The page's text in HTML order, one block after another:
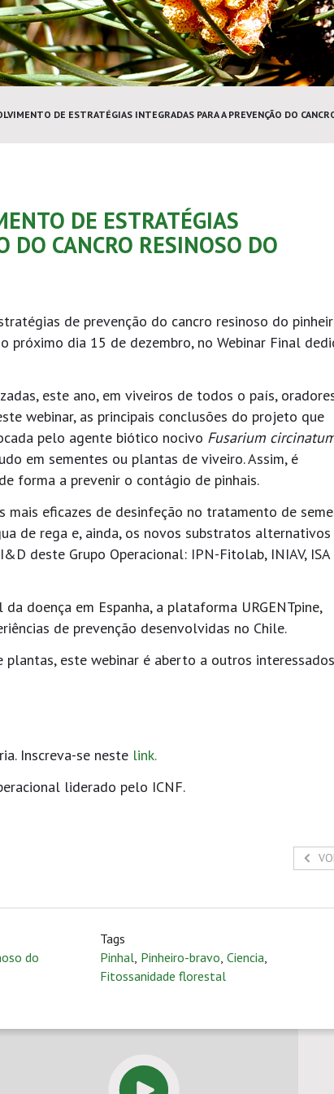
DE ESTRATÉGIAS INTEGRADAS PARA A PREVENÇÃO DO
DE ESTRATÉGIAS
DO CANCRO RESINOSO DO
de prevenção do cancro resinoso do
próximo dia 15 de dezembro, no Webinar Final
este ano, em viveiros de todos o país,
webinar, as principais conclusões do projeto que
pelo agente biótico nocivo Fusarium
em sementes ou plantas de viveiro. Assim, é
forma a prevenir o contágio de pinhais.
eficazes de desinfeção no tratamento de
de rega e, ainda, os novos substratos alternativos
deste Grupo Operacional: IPN-Fitolab, INIAV, ISA
doença em Espanha, a plataforma URGENTpine,
de prevenção desenvolvidas no Chile.
este webinar é aberto a outros
Inscreva-se neste link.
liderado pelo ICNF.
do
Tags
Pinhal, Pinheiro-bravo, Ciencia,
Fitossanidade florestal